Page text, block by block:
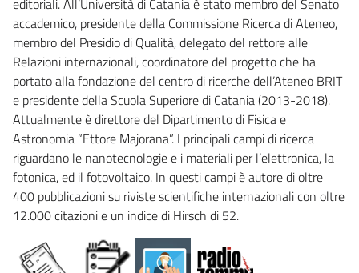
editoriali. All’Università di Catania è stato membro del Senato
accademico, presidente della Commissione Ricerca di Ateneo,
membro del Presidio di Qualità, delegato del rettore alle
Relazioni internazionali, coordinatore del progetto che ha
portato alla fondazione del centro di ricerche dell’Ateneo BRIT
e presidente della Scuola Superiore di Catania (2013-2018).
Attualmente è direttore del Dipartimento di Fisica e
Astronomia “Ettore Majorana”. I principali campi di ricerca
riguardano le nanotecnologie e i materiali per l’elettronica, la
fotonica, ed il fotovoltaico. In questi campi è autore di oltre
400 pubblicazioni su riviste scientifiche internazionali con oltre
12.000 citazioni e un indice di Hirsch di 52.